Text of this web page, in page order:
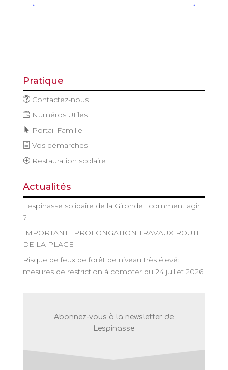
Pratique
Contactez-nous
Numéros Utiles
Portail Famille
Vos démarches
Restauration scolaire
Actualités
Lespinasse solidaire de la Gironde : comment agir
?
IMPORTANT : PROLONGATION TRAVAUX ROUTE
DE LA PLAGE
Risque de feux de forêt de niveau très élevé:
mesures de restriction à compter du 24 juillet 2026
Abonnez-vous à la newsletter de
Lespinasse